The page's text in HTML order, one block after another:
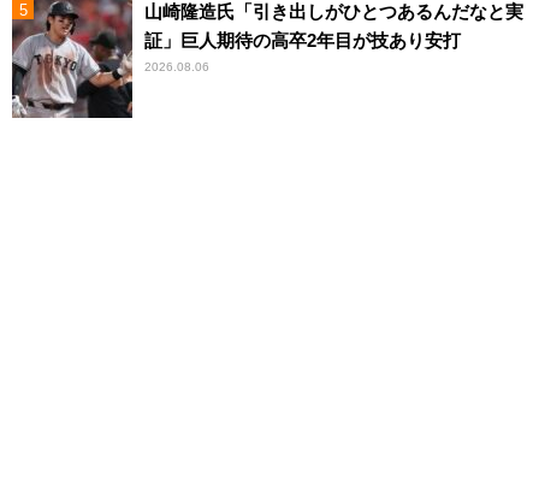
山崎隆造氏「引き出しがひとつあるんだなと実
証」巨人期待の高卒2年目が技あり安打
2026.08.06